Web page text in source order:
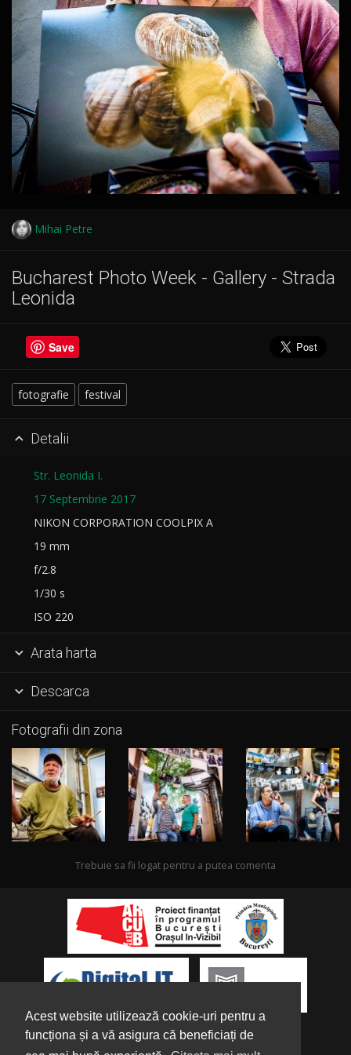
Acest website utilizează cookie-uri pentru a
funcționa și a vă asigura că beneficiați de
Mihai Petre
Bucharest Photo Week - Gallery - Strada
Leonida
Save
fotografie festival
 Detalii
Str. Leonida I.
17 Septembrie 2017
NIKON CORPORATION COOLPIX A
19 mm
f/2.8
1/30 s
ISO 220
 Arata harta
 Descarca
Fotografii din zona
Trebuie sa fii logat pentru a putea comenta